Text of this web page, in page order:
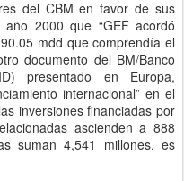
del CBM en favor de sus
2000 que “GEF acordó
mdd que comprendía el
documento del BM/Banco
presentado en Europa,
internacional” en el
inversiones financiadas por
ascienden a 888
suman 4,541 millones, es